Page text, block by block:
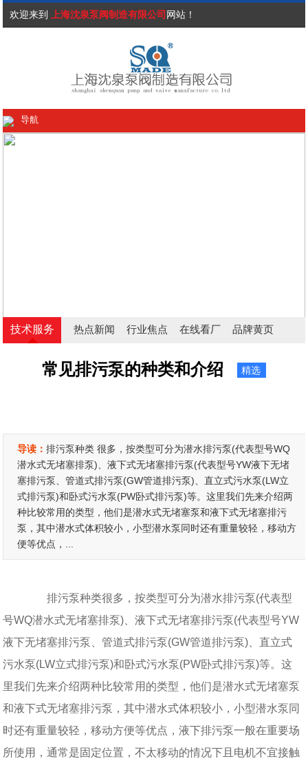
欢迎来到 上海沈泉泵阀制造有限公司 网站！
导航
技术服务 热点新闻 行业焦点 在线看厂 品牌黄页
常见排污泵的种类和介绍 精选
导读：排污泵种类 很多，按类型可分为潜水排污泵(代表型号WQ
潜水式无堵塞排泵)、液下式无堵塞排污泵(代表型号YW液下无堵
塞排污泵、管道式排污泵(GW管道排污泵)、直立式污水泵(LW立
式排污泵)和卧式污水泵(PW卧式排污泵)等。这里我们先来介绍两
种比较常用的类型，他们是潜水式无堵塞泵和液下式无堵塞排污
泵，其中潜水式体积较小，小型潜水泵同时还有重量较轻，移动方
便等优点，...
排污泵种类很多，按类型可分为潜水排污泵(代表型
号WQ潜水式无堵塞排泵)、液下式无堵塞排污泵(代表型号YW
液下无堵塞排污泵、管道式排污泵(GW管道排污泵)、直立式
污水泵(LW立式排污泵)和卧式污水泵(PW卧式排污泵)等。这
里我们先来介绍两种比较常用的类型，他们是潜水式无堵塞泵
和液下式无堵塞排污泵，其中潜水式体积较小，小型潜水泵同
时还有重量较轻，移动方便等优点，液下排污泵一般在重要场
所使用，通常是固定位置，不太移动的情况下且电机不宜接触